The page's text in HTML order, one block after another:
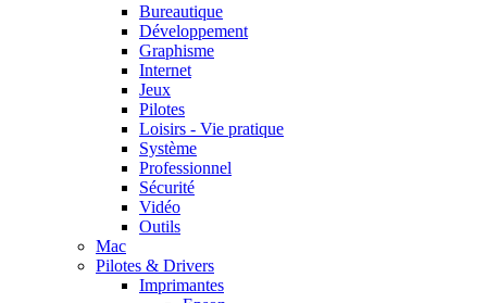
Bureautique
Développement
Graphisme
Internet
Jeux
Pilotes
Loisirs - Vie pratique
Système
Professionnel
Sécurité
Vidéo
Outils
Mac
Pilotes & Drivers
Imprimantes